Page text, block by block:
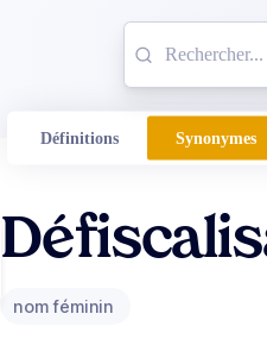
Définitions Synonymes
nom féminin